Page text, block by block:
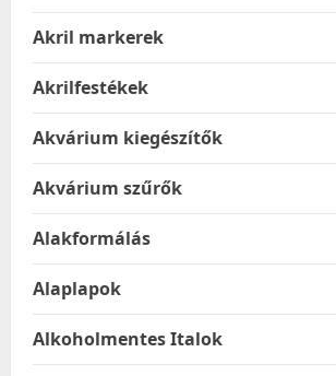
Akril markerek
Akrilfestékek
Akvárium kiegészítők
Akvárium szűrők
Alakformálás
Alaplapok
Alkoholmentes Italok